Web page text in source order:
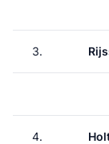
3.
4.